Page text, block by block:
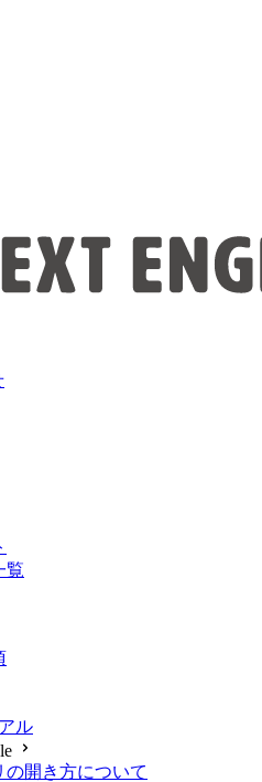
覧
ル
の開き方について